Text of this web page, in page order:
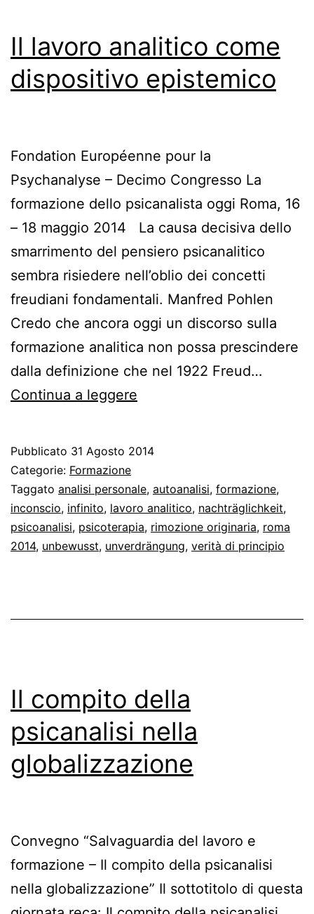
Il lavoro analitico come
dispositivo epistemico
Fondation Européenne pour la
Psychanalyse – Decimo Congresso La
formazione dello psicanalista oggi Roma, 16
– 18 maggio 2014 La causa decisiva dello
smarrimento del pensiero psicanalitico
sembra risiedere nell’oblio dei concetti
freudiani fondamentali. Manfred Pohlen
Credo che ancora oggi un discorso sulla
formazione analitica non possa prescindere
dalla definizione che nel 1922 Freud…
Continua a leggere
dispositivo
epistemico
Pubblicato 31 Agosto 2014
Categorie: Formazione
Taggato analisi personale, autoanalisi, formazione,
inconscio, infinito, lavoro analitico, nachträglichkeit,
psicoanalisi, psicoterapia, rimozione originaria, roma
2014, unbewusst, unverdrängung, verità di principio
Il compito della
psicanalisi nella
globalizzazione
Convegno “Salvaguardia del lavoro e
formazione – Il compito della psicanalisi
nella globalizzazione” Il sottotitolo di questa